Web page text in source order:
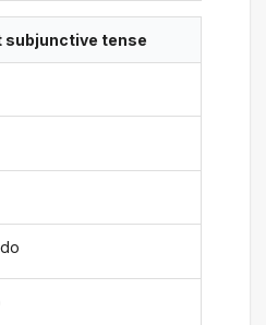
subjunctive tense